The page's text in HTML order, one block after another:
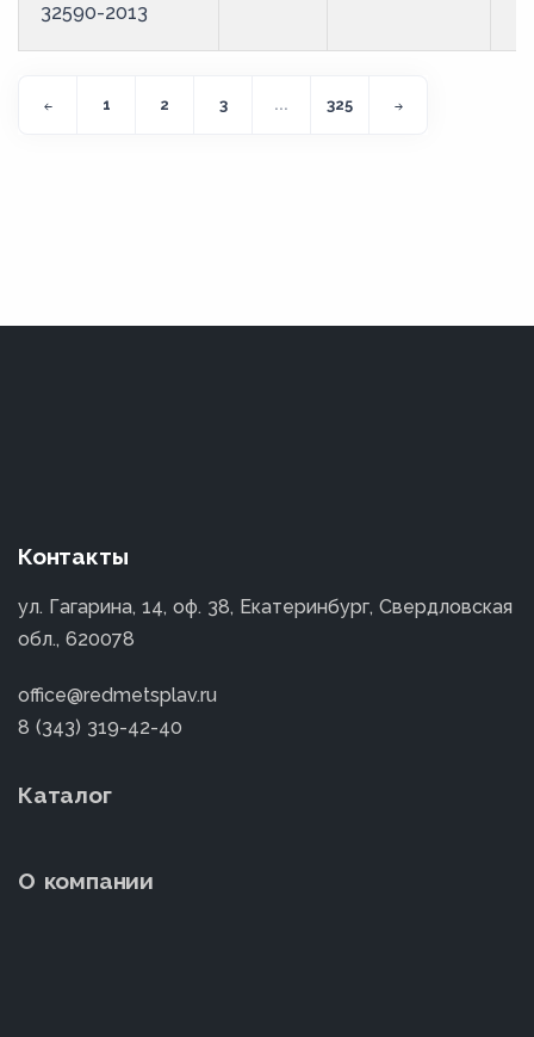
32590-2013
1 2 3 ... 325
Контакты
ул. Гагарина, 14, оф. 38, Екатеринбург, Свердловская
обл., 620078
office@redmetsplav.ru
8 (343) 319-42-40
Каталог
О компании